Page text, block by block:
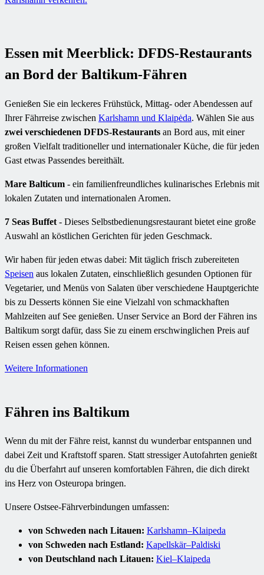
Essen mit Meerblick: DFDS-Restaurants
an Bord der Baltikum-Fähren
Genießen Sie ein leckeres Frühstück, Mittag- oder Abendessen auf
Ihrer Fährreise zwischen Karlshamn und Klaipėda. Wählen Sie aus
zwei verschiedenen DFDS-Restaurants an Bord aus, mit einer
großen Vielfalt traditioneller und internationaler Küche, die für jeden
Gast etwas Passendes bereithält.
Mare Balticum - ein familienfreundliches kulinarisches Erlebnis mit
lokalen Zutaten und internationalen Aromen.
7 Seas Buffet - Dieses Selbstbedienungsrestaurant bietet eine große
Auswahl an köstlichen Gerichten für jeden Geschmack.
Wir haben für jeden etwas dabei: Mit täglich frisch zubereiteten
Speisen aus lokalen Zutaten, einschließlich gesunden Optionen für
Vegetarier, und Menüs von Salaten über verschiedene Hauptgerichte
bis zu Desserts können Sie eine Vielzahl von schmackhaften
Mahlzeiten auf See genießen. Unser Service an Bord der Fähren ins
Baltikum sorgt dafür, dass Sie zu einem erschwinglichen Preis auf
Reisen essen gehen können.
Weitere Informationen
Fähren ins Baltikum
Wenn du mit der Fähre reist, kannst du wunderbar entspannen und
dabei Zeit und Kraftstoff sparen. Statt stressiger Autofahrten genießt
du die Überfahrt auf unseren komfortablen Fähren, die dich direkt
ins Herz von Osteuropa bringen.
Unsere Ostsee-Fährverbindungen umfassen:
von Schweden nach Litauen: Karlshamn–Klaipeda
von Schweden nach Estland: Kapellskär–Paldiski
von Deutschland nach Litauen: Kiel–Klaipeda